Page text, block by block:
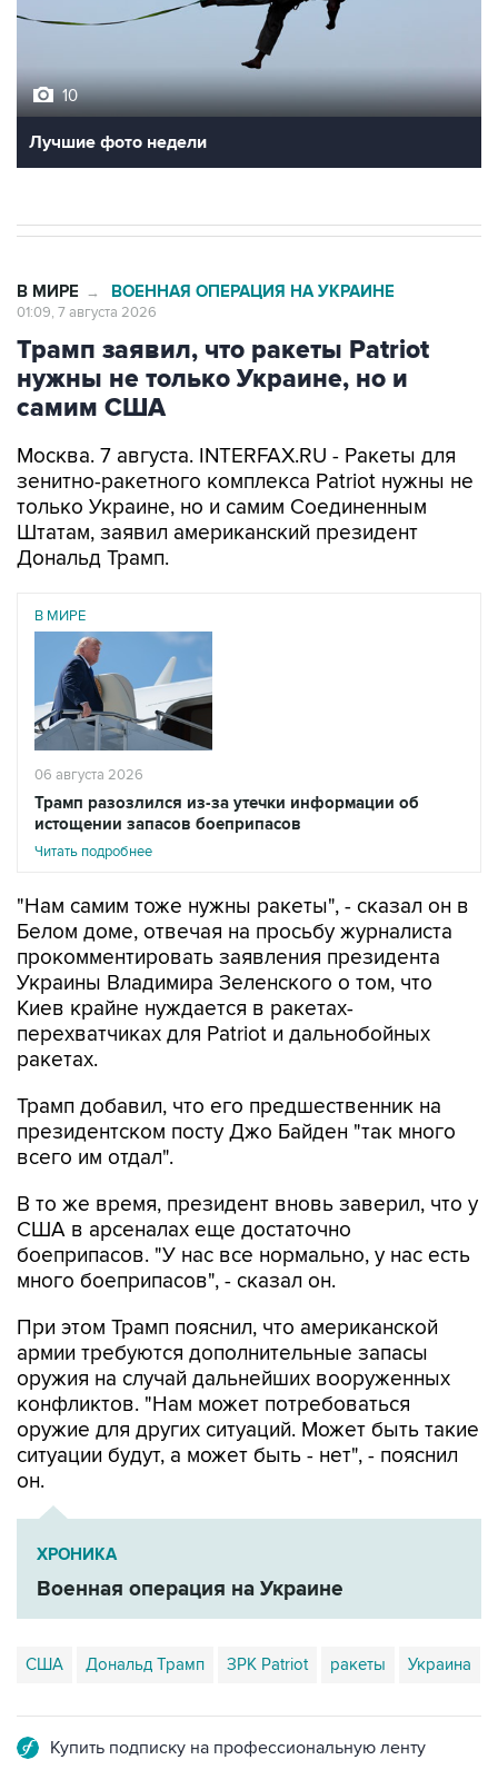
10
Лучшие фото недели
В МИРЕ → ВОЕННАЯ ОПЕРАЦИЯ НА УКРАИНЕ
01:09, 7 августа 2026
Трамп заявил, что ракеты Patriot
нужны не только Украине, но и
самим США
Москва. 7 августа. INTERFAX.RU - Ракеты для
зенитно-ракетного комплекса Patriot нужны не
только Украине, но и самим Соединенным
Штатам, заявил американский президент
Дональд Трамп.
В МИРЕ
06 августа 2026
Трамп разозлился из-за утечки информации об
истощении запасов боеприпасов
Читать подробнее
"Нам самим тоже нужны ракеты", - сказал он в
Белом доме, отвечая на просьбу журналиста
прокомментировать заявления президента
Украины Владимира Зеленского о том, что
Киев крайне нуждается в ракетах-
перехватчиках для Patriot и дальнобойных
ракетах.
Трамп добавил, что его предшественник на
президентском посту Джо Байден "так много
всего им отдал".
В то же время, президент вновь заверил, что у
США в арсеналах еще достаточно
боеприпасов. "У нас все нормально, у нас есть
много боеприпасов", - сказал он.
При этом Трамп пояснил, что американской
армии требуются дополнительные запасы
оружия на случай дальнейших вооруженных
конфликтов. "Нам может потребоваться
оружие для других ситуаций. Может быть такие
ситуации будут, а может быть - нет", - пояснил
он.
ХРОНИКА
Военная операция на Украине
США Дональд Трамп ЗРК Patriot ракеты Украина
Купить подписку на профессиональную ленту